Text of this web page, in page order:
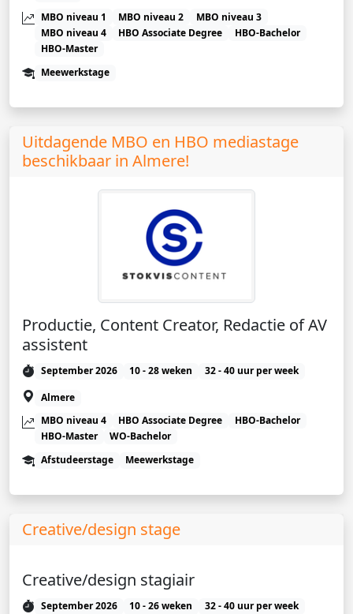
MBO niveau 1
MBO niveau 2
MBO niveau 3
MBO niveau 4
HBO Associate Degree
HBO-Bachelor
HBO-Master
Meewerkstage
Uitdagende MBO en HBO mediastage
beschikbaar in Almere!
Productie, Content Creator, Redactie of AV
assistent
September 2026 10 - 28 weken
32 - 40 uur per week
Almere
MBO niveau 4
HBO Associate Degree
HBO-Bachelor
HBO-Master
WO-Bachelor
Afstudeerstage
Meewerkstage
Creative/design stage
Creative/design stagiair
September 2026 10 - 26 weken
32 - 40 uur per week